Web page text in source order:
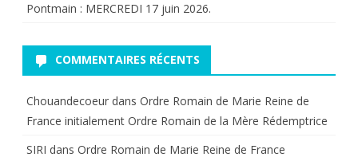
Pontmain : MERCREDI 17 juin 2026.
COMMENTAIRES RÉCENTS
Chouandecoeur dans Ordre Romain de Marie Reine de
France initialement Ordre Romain de la Mère Rédemptrice
SIRI dans Ordre Romain de Marie Reine de France